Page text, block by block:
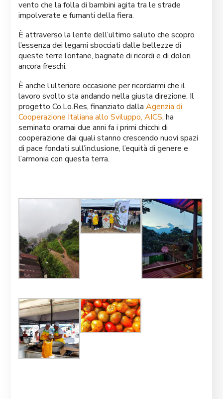
vento che la folla di bambini agita tra le strade
impolverate e fumanti della fiera.
È attraverso la lente dell’ultimo saluto che scopro
l’essenza dei legami sbocciati dalle bellezze di
queste terre lontane, bagnate di ricordi e di dolori
ancora freschi.
È anche l’ulteriore occasione per ricordarmi che il
lavoro svolto sta andando nella giusta direzione. Il
progetto Co.Lo.Res, finanziato dallaAgenzia di
Cooperazione Italiana allo Sviluppo, AICS, ha
seminato oramai due anni fa i primi chicchi di
cooperazione dai quali stanno crescendo nuovi spazi
di pace fondati sull’inclusione, l’equità di genere e
l’armonia con questa terra.